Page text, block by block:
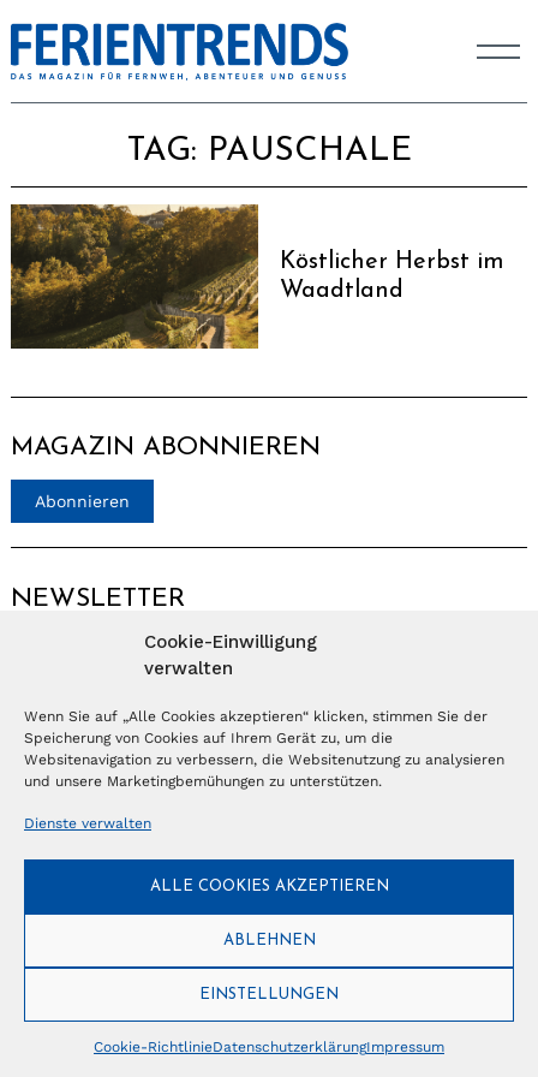
Cookie-Einwilligung
verwalten
Wenn Sie auf „Alle Cookies akzeptieren“ klicken, stimmen Sie der
Speicherung von Cookies auf Ihrem Gerät zu, um die
Websitenavigation zu verbessern, die Websitenutzung zu analysieren
und unsere Marketingbemühungen zu unterstützen.
Dienste verwalten
ALLE COOKIES AKZEPTIEREN
ABLEHNEN
EINSTELLUNGEN
Cookie-RichtlinieDatenschutzerklärungImpressum
TAG: PAUSCHALE
Köstlicher Herbst im
Waadtland
MAGAZIN ABONNIEREN
Abonnieren
NEWSLETTER
© Copyright 2026 – Ferientrends // info@tlvg.ch// +41 31 300 30 85 //
Tourismus Lifestyle Verlag GmbH // Frohbergweg 1 - CH-3012 Bern //
Datenschutzerklärung//Impressum